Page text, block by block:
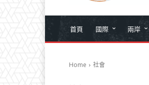
首頁 國際 兩岸
Home 社會